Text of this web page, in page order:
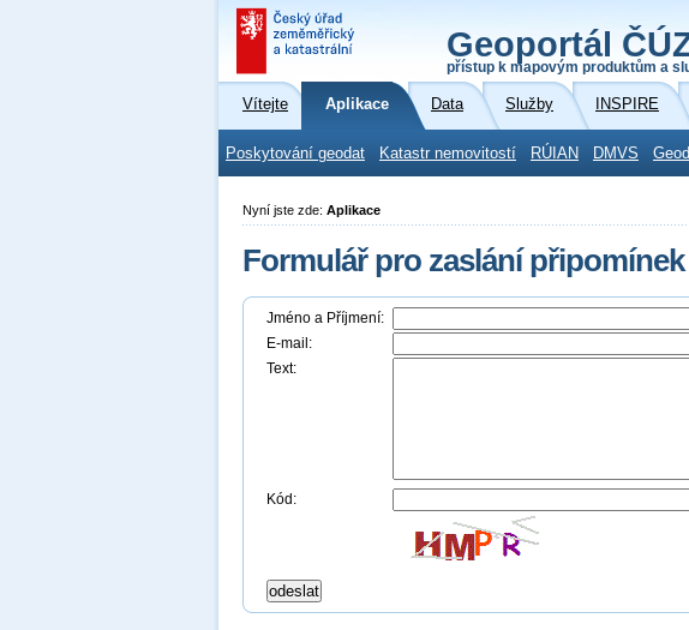
Geoportál
přístup k mapovým produktům a
Vítejte Aplikace Data Služby INSPIRE
Poskytování geodat Katastr nemovitostí RÚIAN DMVS
Nyní jste zde: Aplikace
Formulář pro zaslání připomínek
Jméno a Příjmení:
E-mail:
Text:
Kód: